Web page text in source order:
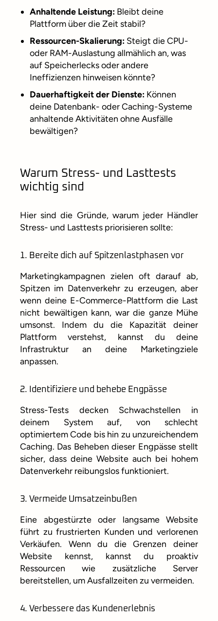
Anhaltende Leistung: Bleibt deine
Plattform über die Zeit stabil?
Ressourcen-Skalierung: Steigt die CPU-
oder RAM-Auslastung allmählich an, was
auf Speicherlecks oder andere
Ineffizienzen hinweisen könnte?
Dauerhaftigkeit der Dienste: Können
deine Datenbank- oder Caching-Systeme
anhaltende Aktivitäten ohne Ausfälle
bewältigen?
Warum Stress- und Lasttests
wichtig sind
Hier sind die Gründe, warum jeder Händler
Stress- und Lasttests priorisieren sollte:
1. Bereite dich auf Spitzenlastphasen vor
Marketingkampagnen zielen oft darauf ab,
Spitzen im Datenverkehr zu erzeugen, aber
wenn deine E-Commerce-Plattform die Last
nicht bewältigen kann, war die ganze Mühe
umsonst. Indem du die Kapazität deiner
Plattform verstehst, kannst du deine
Infrastruktur an deine Marketingziele
anpassen.
2. Identifiziere und behebe Engpässe
Stress-Tests decken Schwachstellen in
deinem System auf, von schlecht
optimiertem Code bis hin zu unzureichendem
Caching. Das Beheben dieser Engpässe stellt
sicher, dass deine Website auch bei hohem
Datenverkehr reibungslos funktioniert.
3. Vermeide Umsatzeinbußen
Eine abgestürzte oder langsame Website
führt zu frustrierten Kunden und verlorenen
Verkäufen. Wenn du die Grenzen deiner
Website kennst, kannst du proaktiv
Ressourcen wie zusätzliche Server
bereitstellen, um Ausfallzeiten zu vermeiden.
4. Verbessere das Kundenerlebnis